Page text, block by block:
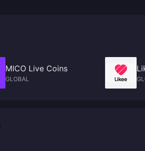
MICO Live Coins
GLOBAL